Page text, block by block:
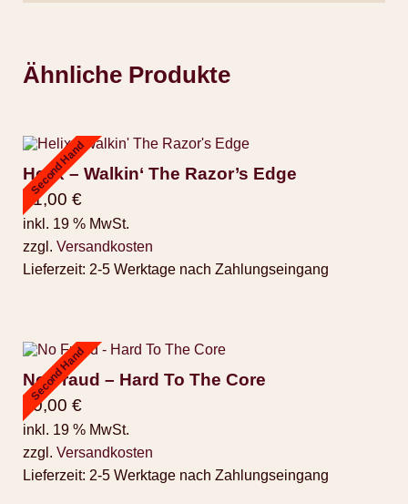
Ähnliche Produkte
Second Hand
Helix – Walkin‘ The Razor’s Edge
11,00 €
inkl. 19 % MwSt.
zzgl. Versandkosten
Lieferzeit: 2-5 Werktage nach Zahlungseingang
Second Hand
No Fraud – Hard To The Core
10,00 €
inkl. 19 % MwSt.
zzgl. Versandkosten
Lieferzeit: 2-5 Werktage nach Zahlungseingang